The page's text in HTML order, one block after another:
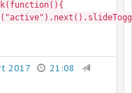
2017
21:08